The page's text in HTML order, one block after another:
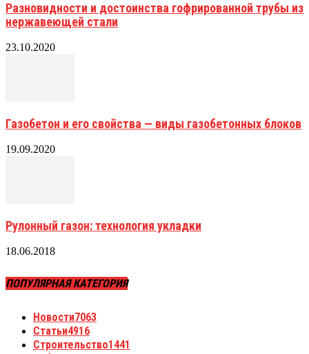
Разновидности и достоинства гофрированной трубы из
нержавеющей стали
23.10.2020
Газобетон и его свойства — виды газобетонных блоков
19.09.2020
Рулонный газон: технология укладки
18.06.2018
ПОПУЛЯРНАЯ КАТЕГОРИЯ
Новости7063
Статьи4916
Строительство1441